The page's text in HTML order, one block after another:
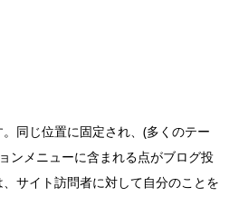
同じ位置に固定され、(多くのテー
ンメニューに含まれる点がブログ投
サイト訪問者に対して自分のことを